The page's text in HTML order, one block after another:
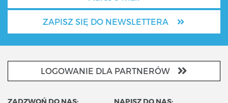
ZAPISZ SIĘ DO NEWSLETTERA
LOGOWANIE DLA PARTNERÓW
ZADZWOŃ DO NAS:
NAPISZ DO NAS: